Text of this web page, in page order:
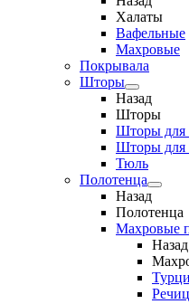
Халаты
Вафельные
Махровые
Покрывала
Шторы
Назад
Шторы
Шторы для
Шторы для
Тюль
Полотенца
Назад
Полотенца
Махровые
Назад